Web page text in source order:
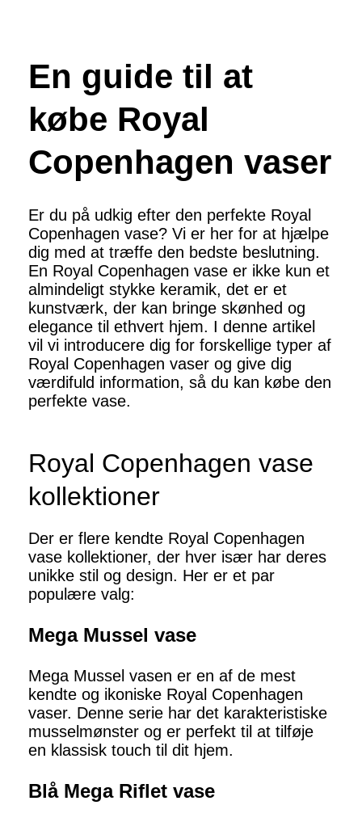
En guide til at
købe Royal
Copenhagen vaser
Er du på udkig efter den perfekte Royal
Copenhagen vase? Vi er her for at hjælpe
dig med at træffe den bedste beslutning.
En Royal Copenhagen vase er ikke kun et
almindeligt stykke keramik, det er et
kunstværk, der kan bringe skønhed og
elegance til ethvert hjem. I denne artikel
vil vi introducere dig for forskellige typer af
Royal Copenhagen vaser og give dig
værdifuld information, så du kan købe den
perfekte vase.
Royal Copenhagen vase
kollektioner
Der er flere kendte Royal Copenhagen
vase kollektioner, der hver især har deres
unikke stil og design. Her er et par
populære valg:
Mega Mussel vase
Mega Mussel vasen er en af ​​de mest
kendte og ikoniske Royal Copenhagen
vaser. Denne serie har det karakteristiske
musselmønster og er perfekt til at tilføje
en klassisk touch til dit hjem.
Blå Mega Riflet vase